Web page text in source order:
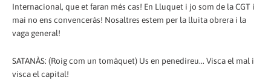
Internacional, que et faran més cas! En Lluquet i jo som de la CGT i
mai no ens convenceràs! Nosaltres estem per la lluita obrera i la
vaga general!
SATANÀS: (Roig com un tomàquet) Us en penedireu... Visca el mal i
visca el capital!